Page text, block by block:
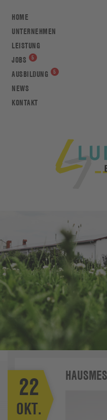
HOME
UNTERNEHMEN
LEISTUNG
JOBS
AUSBILDUNG
NEWS
KONTAKT
22
OKT.